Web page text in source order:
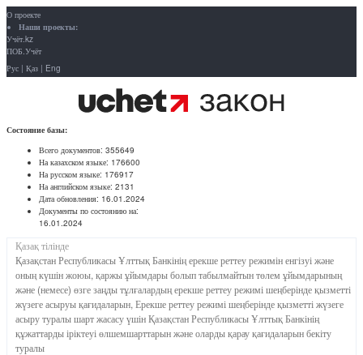
О проекте
Наши проекты:
Учёт.kz
ПОБ.Учёт
Рус | Қаз | Eng
Состояние базы:
Всего документов: 355649
На казахском языке: 176600
На русском языке: 176917
На английском языке: 2131
Дата обновления: 16.01.2024
Документы по состоянию на:
16.01.2024
Қазақ тілінде
Қазақстан Республикасы Ұлттық Банкінің ерекше реттеу режимін енгізуі және
оның күшін жоюы, қаржы ұйымдары болып табылмайтын төлем ұйымдарының
және (немесе) өзге заңды тұлғалардың ерекше реттеу режимі шеңберінде қызметті
жүзеге асыруы қағидаларын, Ерекше реттеу режимі шеңберінде қызметті жүзеге
асыру туралы шарт жасасу үшін Қазақстан Республикасы Ұлттық Банкінің
құжаттарды іріктеуі өлшемшарттарын және оларды қарау қағидаларын бекіту
туралы